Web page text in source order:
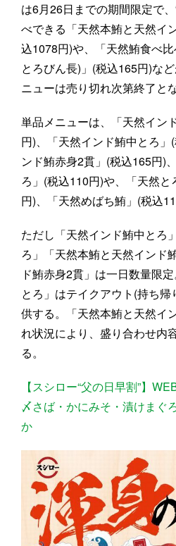
は6月26日までの期間限定で
べできる「天然本鮪と天然イ
込1078円)や、「天然鮪食べ
とろびん長)」(税込165円)な
ニューは売り切れ次第終了とな
単品メニューは、「天然イン
円)、「天然インド鮪中とろ」
ンド鮪赤身2貫」(税込165円)
ろ」(税込110円)や、「天然
円)、「天然めばち鮪」(税込
ただし「天然インド鮪中とろ
ろ」「天然本鮪と天然インド
ド鮪赤身2貫」は一日数量限
とろ」はテイクアウト(持ち
供する。「天然本鮪と天然イ
れ状況により、盛り合わせ内
る。
【スシロー“父の日早割”】
〆さば・かにみそ・漬けまぐ
か